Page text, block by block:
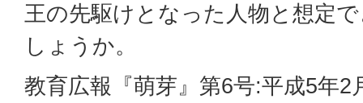
王の先駆けとなった人物と想定
しょうか。
教育広報『萌芽』第6号:平成5年2